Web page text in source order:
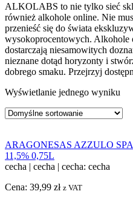
ALKOLABS to nie tylko sieć
również alkohole online. Nie
przenieść się do świata
wysokoprocentowych. Alkohole
dostarczają niesamowitych
nieznane dotąd horyzonty i
dobrego smaku. Przejrzyj
Wyświetlanie jednego wyniku
ARAGONESAS AZZULO
11,5% 0,75L
cecha | cecha | cecha: cecha
Cena: 39,99 zł z VAT